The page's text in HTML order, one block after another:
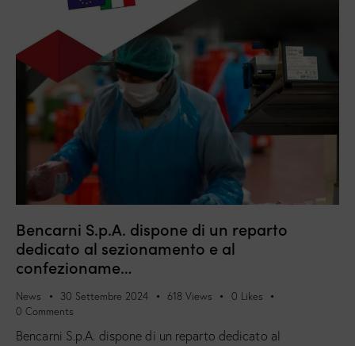
Bencarni S.p.A. dispone di un reparto
dedicato al sezionamento e al
confezioname…
News 30 Settembre 2024 618 Views 0 Likes
0 Comments
Bencarni S.p.A. dispone di un reparto dedicato al